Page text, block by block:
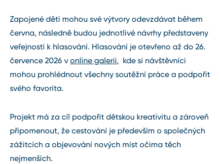
Zapojené děti mohou své výtvory odevzdávat během
června, následně budou jednotlivé návrhy představeny
veřejnosti k hlasování. Hlasování je otevřeno až do 26.
července 2026 v online galerii, kde si návštěvníci
mohou prohlédnout všechny soutěžní práce a podpořit
svého favorita.
Projekt má za cíl podpořit dětskou kreativitu a zároveň
připomenout, že cestování je především o společných
zážitcích a objevování nových míst očima těch
nejmenších.